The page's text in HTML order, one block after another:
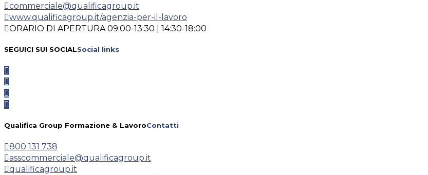
commerciale@qualificagroup.it
www.qualificagroup.it/agenzia-per-il-lavoro
ORARIO DI APERTURA 09:00-13:30 | 14:30-18:00
SEGUICI SUI SOCIALSocial links
Qualifica Group Formazione & LavoroContatti
800 131 738
asscommerciale@qualificagroup.it
qualificagroup.it